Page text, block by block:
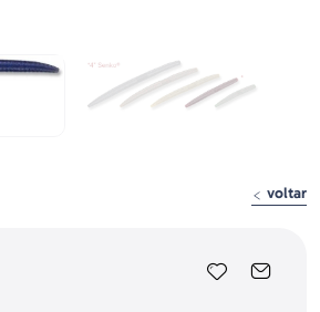
voltar